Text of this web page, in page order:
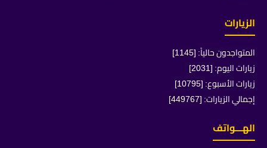
الزيارات
المتواجدون حالياً: [1145]
زيارات اليوم: [2031]
زيارات الأسبوع: [10795]
إجمالي الزيارات: [449767]
الهـــواتف